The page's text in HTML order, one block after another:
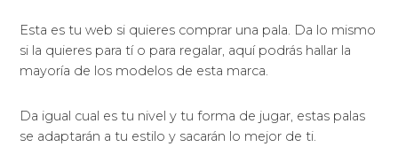
Esta es tu web si quieres comprar una pala. Da lo mismo
si la quieres para tí o para regalar, aquí podrás hallar la
mayoría de los modelos de esta marca.
Da igual cual es tu nivel y tu forma de jugar, estas palas
se adaptarán a tu estilo y sacarán lo mejor de ti.